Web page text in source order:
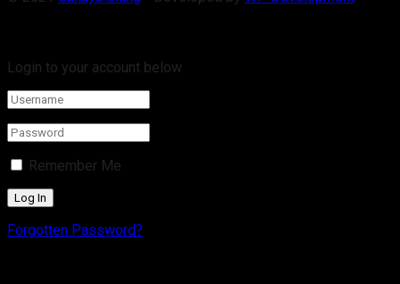
Login to your account below
Remember Me
Forgotten Password?